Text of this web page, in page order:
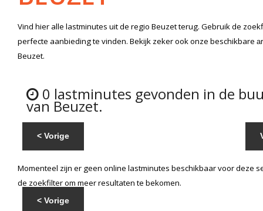
Vind hier alle lastminutes uit de regio Beuzetterug. Gebruik de
perfecte aanbieding te vinden. Bekijk zeker ook onze beschikbare
Beuzet.
0 lastminutes gevonden in de
van Beuzet.
< Vorige
Momenteel zijn er geen online lastminutes beschikbaar voor deze
de zoekfilter om meer resultaten te bekomen.
< Vorige